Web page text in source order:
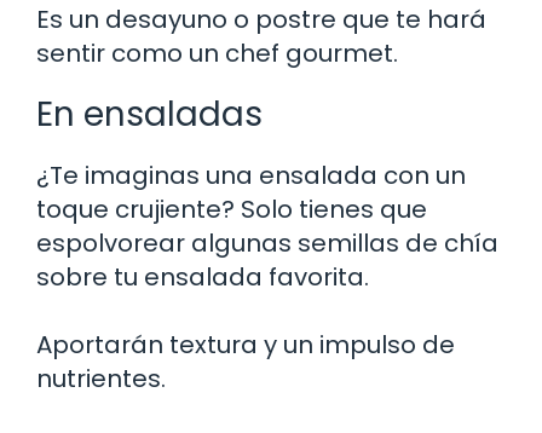
Es un desayuno o postre que te hará
sentir como un chef gourmet.
En ensaladas
¿Te imaginas una ensalada con un
toque crujiente? Solo tienes que
espolvorear algunas semillas de chía
sobre tu ensalada favorita.
Aportarán textura y un impulso de
nutrientes.